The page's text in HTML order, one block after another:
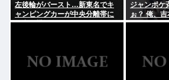
左後輪がバースト…新東名でキ
ャンピングカーが中央分離帯に
衝突し横転
ジャンポケ
ぉ？ 俺、吉